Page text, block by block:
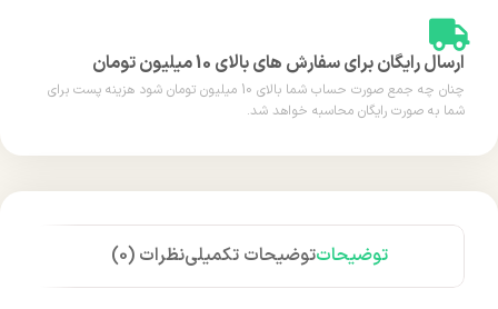
ارسال رایگان برای سفارش های بالای 10 میلیون تومان
چنان چه جمع صورت حساب شما بالای 10 میلیون تومان شود هزینه پست برای
شما به صورت رایگان محاسبه خواهد شد.
توضیحاتتوضیحات تکمیلینظرات (0)